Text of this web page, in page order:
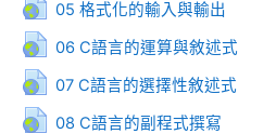
05 格式化的輸入與輸出
06 C語言的運算與敘述式
網址
07 C語言的選擇性敘述式
網址
08 C語言的副程式撰寫
網址